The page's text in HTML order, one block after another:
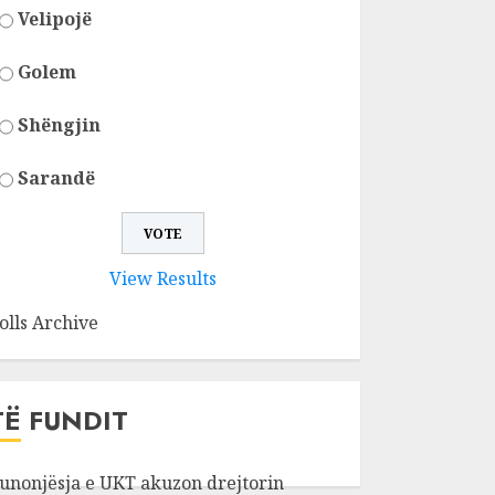
Velipojë
Golem
Shëngjin
Sarandë
View Results
Archive
FUNDIT
e UKT akuzon drejtorin